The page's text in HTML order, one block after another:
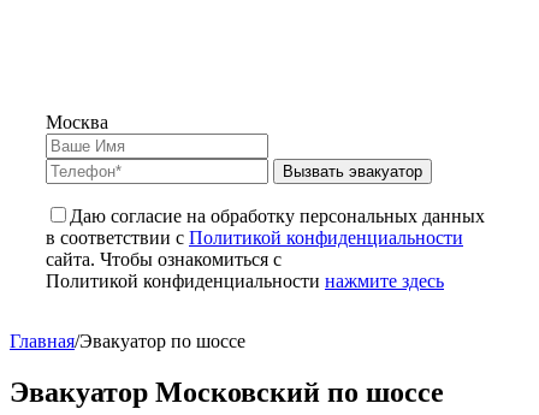
Москва
Вызвать эвакуатор
Даю согласие на обработку персональных данных
в соответствии с Политикой конфиденциальности
сайта. Чтобы ознакомиться с
Политикой конфиденциальности нажмите здесь
Главная/Эвакуатор по шоссе
Эвакуатор Московский по шоссе